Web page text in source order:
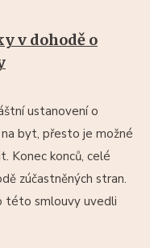
v dohodě o
ustanovení o
byt, přesto je možné
Konec konců, celé
zúčastněných stran.
této smlouvy uvedli